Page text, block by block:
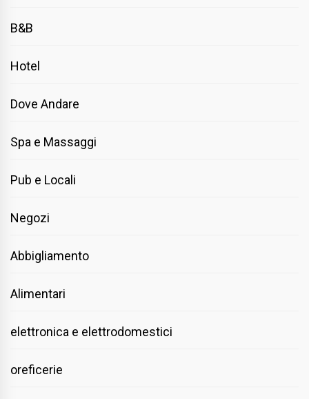
B&B
Hotel
Dove Andare
Spa e Massaggi
Pub e Locali
Negozi
Abbigliamento
Alimentari
elettronica e elettrodomestici
oreficerie